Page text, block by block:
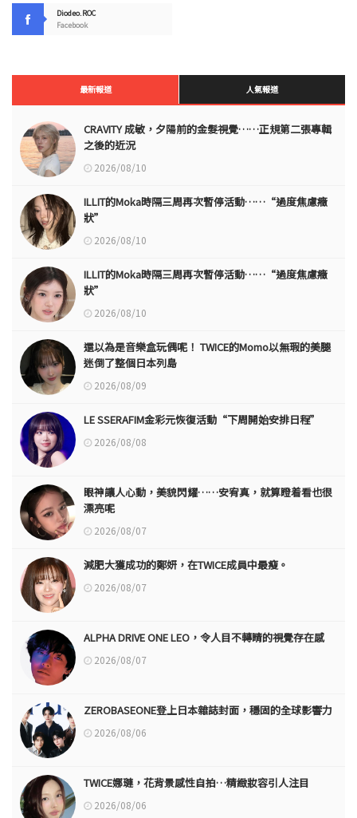
Diodeo.ROC
Facebook
最新報道 人氣報道
CRAVITY 成敏，夕陽前的金髮視覺……正規第二張專輯
之後的近況
2026/08/10
ILLIT的Moka時隔三周再次暫停活動……“過度焦慮癥
狀”
2026/08/10
ILLIT的Moka時隔三周再次暫停活動……“過度焦慮癥
狀”
2026/08/10
還以為是音樂盒玩偶呢！ TWICE的Momo以無瑕的美腿
迷倒了整個日本列島
2026/08/09
LE SSERAFIM金彩元恢復活動“下周開始安排日程”
2026/08/08
眼神讓人心動，美貌閃耀……安宥真，就算瞪着看也很
漂亮呢
2026/08/07
減肥大獲成功的鄭妍，在TWICE成員中最瘦。
2026/08/07
ALPHA DRIVE ONE LEO，令人目不轉睛的視覺存在感
2026/08/07
ZEROBASEONE登上日本雜誌封面，穩固的全球影響力
2026/08/06
TWICE娜璉，花背景感性自拍…精緻妝容引人注目
2026/08/06